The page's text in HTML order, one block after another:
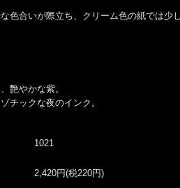
色合いが際立ち、クリーム色の紙では
艶やかな紫。
チックな夜のインク。
1021
2,420円(税220円)